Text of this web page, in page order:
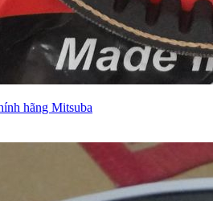
hãng Mitsuba